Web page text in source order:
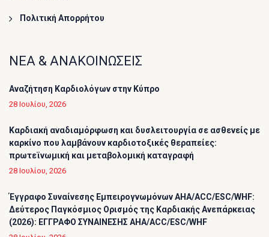
Πολιτική Απορρήτου
ΝΕΑ & ΑΝΑΚΟΙΝΩΣΕΙΣ
Αναζήτηση Καρδιολόγων στην Κύπρο
28 Ιουλίου, 2026
Καρδιακή αναδιαμόρφωση και δυσλειτουργία σε ασθενείς με
καρκίνο που λαμβάνουν καρδιοτοξικές θεραπείες:
πρωτεϊνωμική και μεταβολομική καταγραφή
28 Ιουλίου, 2026
Έγγραφο Συναίνεσης Εμπειρογνωμόνων AHA/ACC/ESC/WHF:
Δεύτερος Παγκόσμιος Ορισμός της Καρδιακής Ανεπάρκειας
(2026): ΕΓΓΡΑΦΟ ΣΥΝΑΙΝΕΣΗΣ AHA/ACC/ESC/WHF